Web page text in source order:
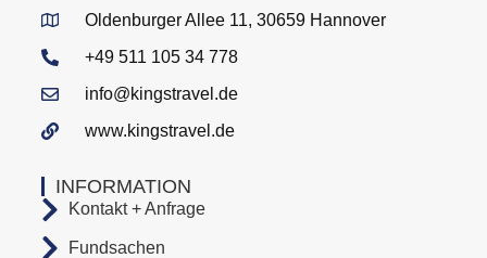
INFORMATION
Kontakt + Anfrage
Fundsachen
Oldenburger Allee 11, 30659 Hannover
+49 511 105 34 778
info@kingstravel.de
www.kingstravel.de